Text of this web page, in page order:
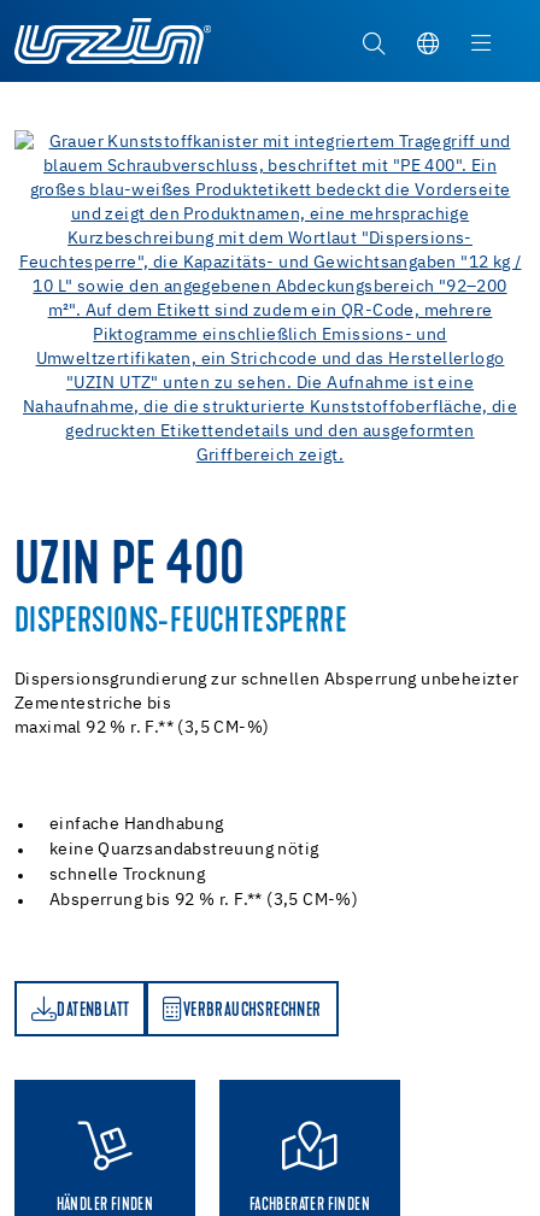
UZIN PE 400
DISPERSIONS-FEUCHTESPERRE
Dispersionsgrundierung zur schnellen Absperrung unbeheizter
Zementestriche bis
maximal 92 % r. F.** (3,5 CM-%)
einfache Handhabung
keine Quarzsandabstreuung nötig
schnelle Trocknung
Absperrung bis 92 % r. F.** (3,5 CM-%)
DATENBLATT VERBRAUCHSRECHNER
HÄNDLER FINDEN FACHBERATER FINDEN